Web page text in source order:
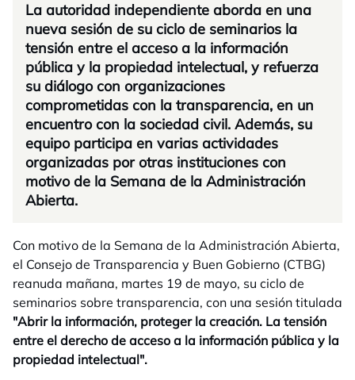
La autoridad independiente aborda en una
nueva sesión de su ciclo de seminarios la
tensión entre el acceso a la información
pública y la propiedad intelectual, y refuerza
su diálogo con organizaciones
comprometidas con la transparencia, en un
encuentro con la sociedad civil. Además, su
equipo participa en varias actividades
organizadas por otras instituciones con
motivo de la Semana de la Administración
Abierta.
Con motivo de la Semana de la Administración Abierta,
el Consejo de Transparencia y Buen Gobierno (CTBG)
reanuda mañana, martes 19 de mayo, su ciclo de
seminarios sobre transparencia, con una sesión titulada
"Abrir la información, proteger la creación. La tensión
entre el derecho de acceso a la información pública y la
propiedad intelectual".